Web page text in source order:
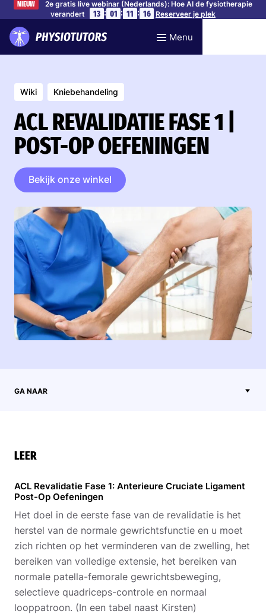
NIEUW
2e gratis live webinar (Nederlands): Hoe AI de fysiotherapie
verandert
13 : 01 : 11 : 15 Reserveer je plek
Menu
Wiki Kniebehandeling
ACL REVALIDATIE FASE 1 |
POST-OP OEFENINGEN
Bekijk onze winkel
GA NAAR
LEER
ACL Revalidatie Fase 1: Anterieure Cruciate Ligament
Post-Op Oefeningen
Het doel in de eerste fase van de revalidatie is het
herstel van de normale gewrichtsfunctie en u moet
zich richten op het verminderen van de zwelling, het
bereiken van volledige extensie, het bereiken van
normale patella-femorale gewrichtsbeweging,
selectieve quadriceps-controle en normaal
looppatroon. (In een tabel naast Kirsten)